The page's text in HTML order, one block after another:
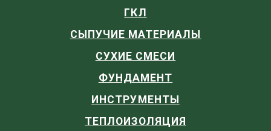
ГКЛ
СЫПУЧИЕ МАТЕРИАЛЫ
СУХИЕ СМЕСИ
ФУНДАМЕНТ
ИНСТРУМЕНТЫ
ТЕПЛОИЗОЛЯЦИЯ